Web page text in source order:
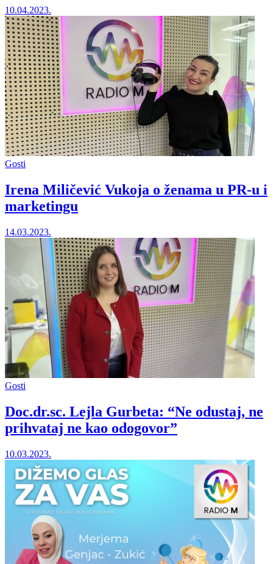
10.04.2023.
Gosti
Irena Miličević Vukoja o ženama u PR-u i
marketingu
14.03.2023.
Gosti
Doc.dr.sc. Lejla Gurbeta: “Ne odustaj, ne
prihvataj ne kao odogovor”
10.03.2023.